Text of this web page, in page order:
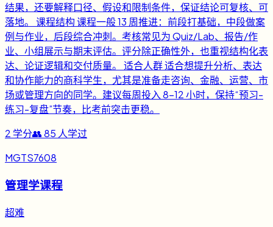
结果，还要解释口径、假设和限制条件，保证结论可复核、可
落地。 课程结构 课程一般 13 周推进：前段打基础，中段做案
例与作业，后段综合冲刺。考核常见为 Quiz/Lab、报告/作
业、小组展示与期末评估。评分除正确性外，也重视结构化表
达、论证逻辑和交付质量。 适合人群 适合想提升分析、表达
和协作能力的商科学生，尤其是准备走咨询、金融、运营、市
场或管理方向的同学。建议每周投入 8-12 小时，保持“预习-
练习-复盘”节奏，比考前突击更稳。
2 学分👥85 人学过
MGTS7608
管理学课程
超难